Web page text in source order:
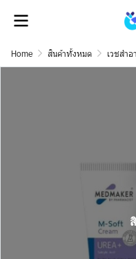
Home สินค้าทั้งหมด เวชสำอ